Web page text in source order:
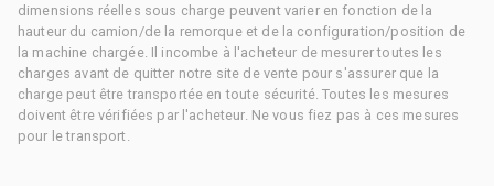
dimensions réelles sous charge peuvent varier en fonction de la
hauteur du camion/de la remorque et de la configuration/position de
la machine chargée. Il incombe à l'acheteur de mesurer toutes les
charges avant de quitter notre site de vente pour s'assurer que la
charge peut être transportée en toute sécurité. Toutes les mesures
doivent être vérifiées par l'acheteur. Ne vous fiez pas à ces mesures
pour le transport.